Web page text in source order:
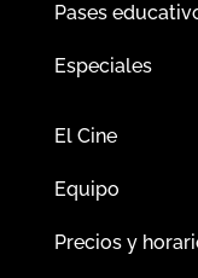
Pases
Especiales
El Cine
Equipo
Precios y